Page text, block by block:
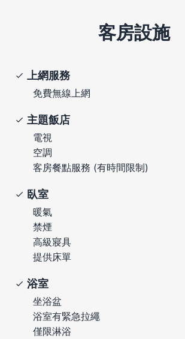
客房設施
上網服務
免費無線上網
主題飯店
電視
空調
客房餐點服務 (有時間限制)
臥室
暖氣
禁煙
高級寢具
提供床單
浴室
坐浴盆
浴室有緊急拉繩
僅限淋浴